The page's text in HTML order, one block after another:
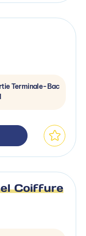
Terminale-Bac
Coiffure